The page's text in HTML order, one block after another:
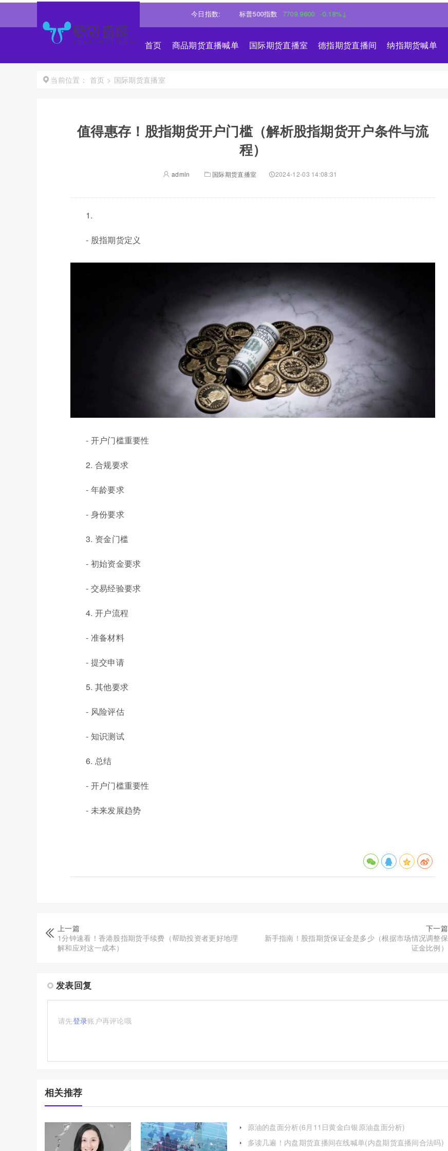
今日指数:
-0.06%↓ 标普500指数 7709.9600 -0.18%↓
首页 商品期货直播喊单 国际期货直播室 德指期货直播间 纳指期货喊单
当前位置： 首页 > 国际期货直播室
值得惠存！股指期货开户门槛（解析股指期货开户条件与流
程）
admin 国际期货直播室 2024-12-03 14:08:31
1.
- 股指期货定义
- 开户门槛重要性
2. 合规要求
- 年龄要求
- 身份要求
3. 资金门槛
- 初始资金要求
- 交易经验要求
4. 开户流程
- 准备材料
- 提交申请
5. 其他要求
- 风险评估
- 知识测试
6. 总结
- 开户门槛重要性
- 未来发展趋势
上一篇
1分钟速看！香港股指期货手续费（帮助投资者更好地理
解和应对这一成本）
下一篇
新手指南！股指期货保证金是多少（根据市场情况调整保
证金比例）
发表回复
请先登录账户再评论哦
相关推荐
原油的盘面分析(6月11日黄金白银原油盘面分析)
多读几遍！内盘期货直播间在线喊单(内盘期货直播间合法吗)